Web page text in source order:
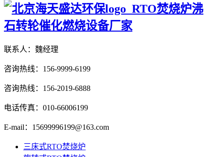
联系人：魏经理
咨询热线：156-9999-6199
咨询热线：156-2019-6888
电话传真：010-66006199
E-mail：15699996199@163.com
三床式RTO焚烧炉